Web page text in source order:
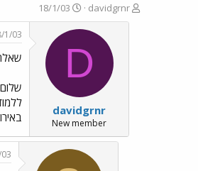
פ
ו
davidgrnr
פ
ו
ר
א
ר
י
ך
18/1/03
D
davidgrnr
New member
1/03